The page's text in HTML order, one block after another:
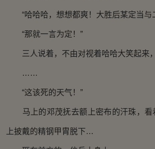
“哈哈哈，想想都爽！大胜后某定当与
“那就一言为定！”
三人说着，不由对视着哈哈大笑起来，
……
“这该死的天气！”
马上的邓茂抚去额上密布的汗珠，看
上披戴的精钢甲胄脱下…